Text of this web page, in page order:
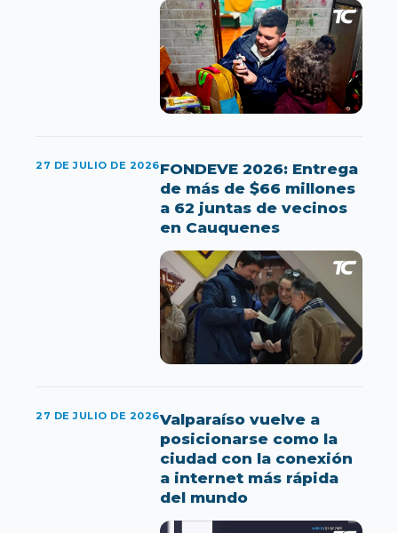
27 DE JULIO DE 2026FONDEVE 2026: Entrega
de más de $66 millones
a 62 juntas de vecinos
en Cauquenes
27 DE JULIO DE 2026Valparaíso vuelve a
posicionarse como la
ciudad con la conexión
a internet más rápida
del mundo